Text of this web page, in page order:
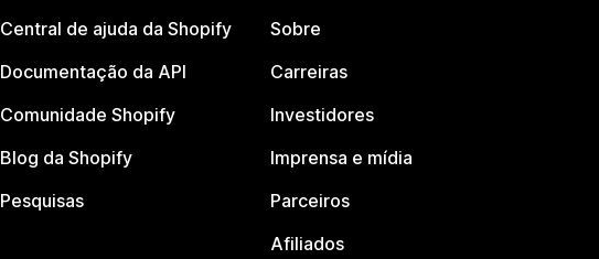
Central de ajuda da Shopify
Documentação da API
Comunidade Shopify
Blog da Shopify
Pesquisas
Sobre
Carreiras
Investidores
Imprensa e mídia
Parceiros
Afiliados